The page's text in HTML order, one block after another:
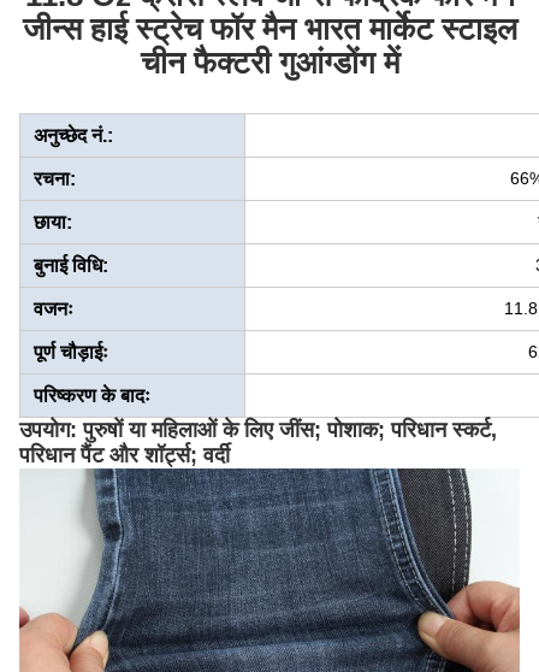
जीन्स हाई स्ट्रेच फॉर मैन भारत मार्केट स्टाइल
चीन फैक्टरी गुआंग्डोंग में
अनुच्छेद नं.:
रचना:
छाया:
बुनाई विधि:
वजनः
पूर्ण चौड़ाईः
परिष्करण के बादः
उपयोग: पुरुषों या महिलाओं के लिए जींस; पोशाक; परिधान स्कर्ट,
परिधान पैंट और शॉर्ट्स; वर्दी